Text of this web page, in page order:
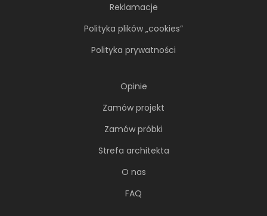
Reklamacje
Polityka plików „cookies”
Polityka prywatności
Opinie
Zamów projekt
Zamów próbki
Strefa architekta
O nas
FAQ